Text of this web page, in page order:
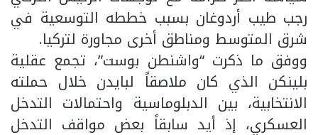
رجب طيب أردوغان بسبب خططه التوسعية في
شرق المتوسط ومناطق أخرى مجاورة لتركيا.
ووفق ما ذكرت “واشنطن بوست”، تجمع عقلية
بلينكن الذي كان ملاصقاً لبايدن خلال حملته
الانتخابية، بين الدبلوماسية واحتمالات التدخل
العسكري، إذ أيد سابقاً بعض مواقف التدخل